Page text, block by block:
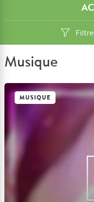
Musique
MUSIQUE